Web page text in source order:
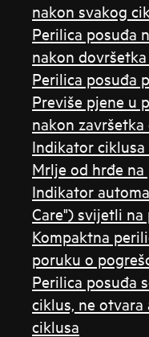
nakon svakog
Perilica posuđa
nakon
Perilica posuđa
Previše pjene u
nakon završetka
Indikator
Mrlje od hrđe na
Indikator
Care") svijetli
Kompaktna
poruku o
Perilica posuđa
ciklus, ne
ciklusa